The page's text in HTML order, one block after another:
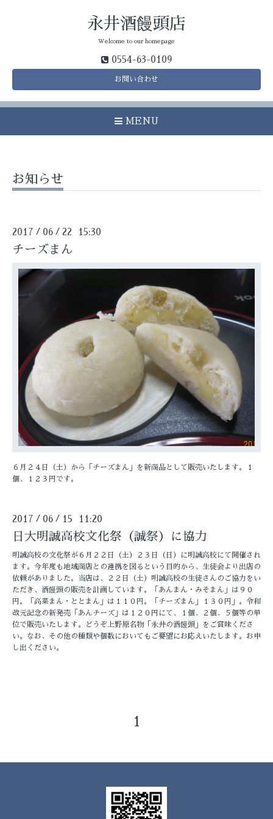
永井酒饅頭店
Welcome to our homepage
0554-63-0109
お問い合わせ
MENU
お知らせ
2017 / 06 / 22 15:30
チーズまん
６月２４日（土）から「チーズまん」を新商品として販売いたします。１
個、１２３円です。
2017 / 06 / 15 11:20
日大明誠高校文化祭（誠祭）に協力
明誠高校の文化祭が６月２２日（土）２３日（日）に明誠高校にて開催され
ます。今年度も地域商店との連携を図るという目的から、生徒会より出店の
依頼がありました。当店は、２２日（土）明誠高校の生徒さんのご協力をい
ただき、酒饅頭の販売を計画しています。「あんまん・みそまん」は９０
円。「高菜まん・ととまん」は１１０円。「チーズまん」１３０円」。令和
改元記念の新発売「あんチーズ」は１２０円にて、１個、２個、５個等の単
位で販売いたします。どうぞ上野原名物「永井の酒饅頭」をご賞味くださ
い。なお、その他の種類や個数においてもご要望にお応えいたします。お申
し出ください。
1